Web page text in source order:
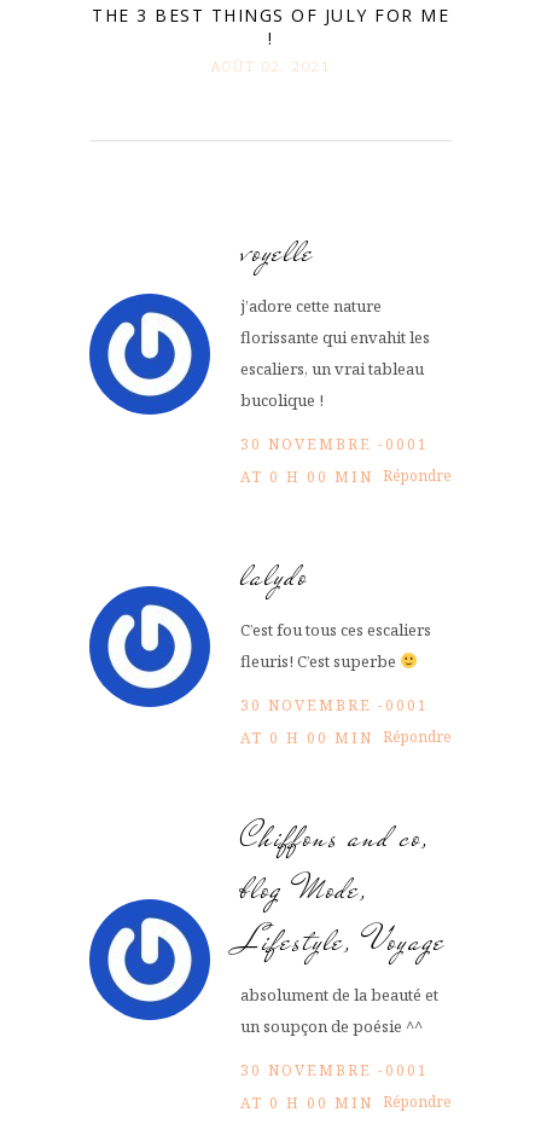
THE 3 BEST THINGS OF JULY FOR ME
!
AOÛT 02. 2021
voyelle
j’adore cette nature
florissante qui envahit les
escaliers, un vrai tableau
bucolique !
30 NOVEMBRE -0001
AT 0 H 00 MIN Répondre
lalydo
C’est fou tous ces escaliers
fleuris! C’est superbe
30 NOVEMBRE -0001
AT 0 H 00 MIN Répondre
Chiffons and co,
blog Mode,
Lifestyle, Voyage
absolument de la beauté et
un soupçon de poésie ^^
30 NOVEMBRE -0001
AT 0 H 00 MIN Répondre